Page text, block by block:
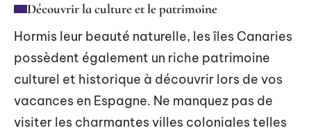
Découvrir la culture et le patrimoine
Hormis leur beauté naturelle, les îles Canaries
possèdent également un riche patrimoine
culturel et historique à découvrir lors de vos
vacances en Espagne. Ne manquez pas de
visiter les charmantes villes coloniales telles